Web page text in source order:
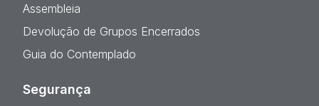
Assembleia
Devolução de Grupos Encerrados
Guia do Contemplado
Segurança